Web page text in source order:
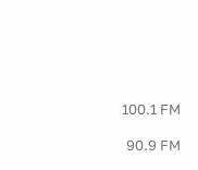
100.1 FM
90.9 FM